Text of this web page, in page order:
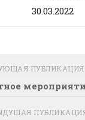
30.03.2022
ПУБЛИКАЦИЯ